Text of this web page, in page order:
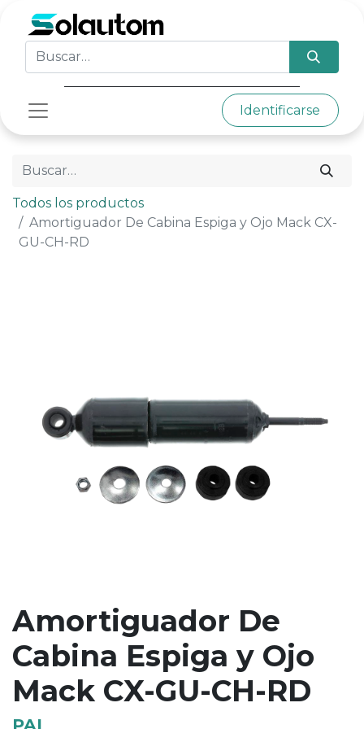
Identificarse
Todos los productos
Amortiguador De Cabina Espiga y Ojo Mack CX-
GU-CH-RD
Amortiguador De
Cabina Espiga y Ojo
Mack CX-GU-CH-RD
PAI